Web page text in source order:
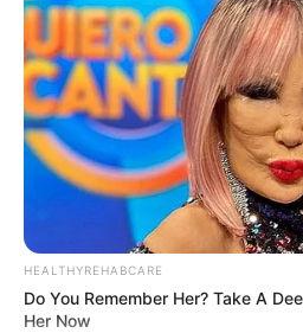
HEALTHYREHABCARE
Do You Remember Her? Take A
Her Now